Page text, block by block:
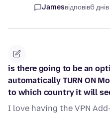
Jamesвідповів6
is there going to be an
automatically TURN ON
to which country it will
I love having the VPN